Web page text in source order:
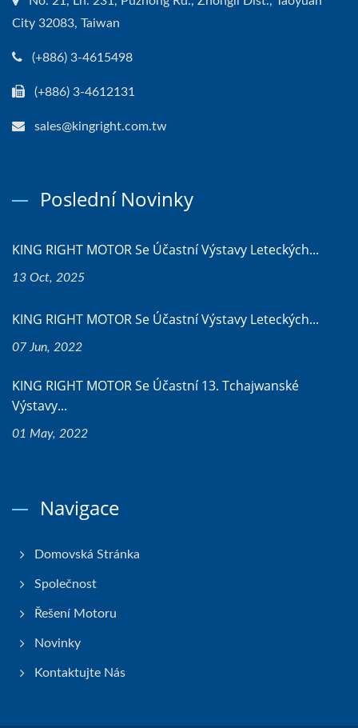
City 32083, Taiwan
(+886) 3-4615498
(+886) 3-4612131
sales@kingright.com.tw
Poslední Novinky
KING RIGHT MOTOR Se Účastní Výstavy Leteckých...
13 Oct, 2025
KING RIGHT MOTOR Se Účastní Výstavy Leteckých...
07 Jun, 2022
KING RIGHT MOTOR Se Účastní 13. Tchajwanské
Výstavy...
01 May, 2022
Navigace
Domovská Stránka
Společnost
Řešení Motoru
Novinky
Kontaktujte Nás